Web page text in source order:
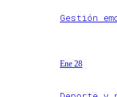
Gestión
Ene 28